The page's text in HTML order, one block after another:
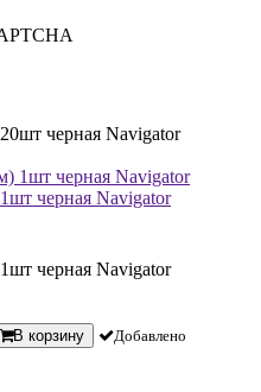
черная Navigator
черная Navigator
черная Navigator
В корзину Добавлено